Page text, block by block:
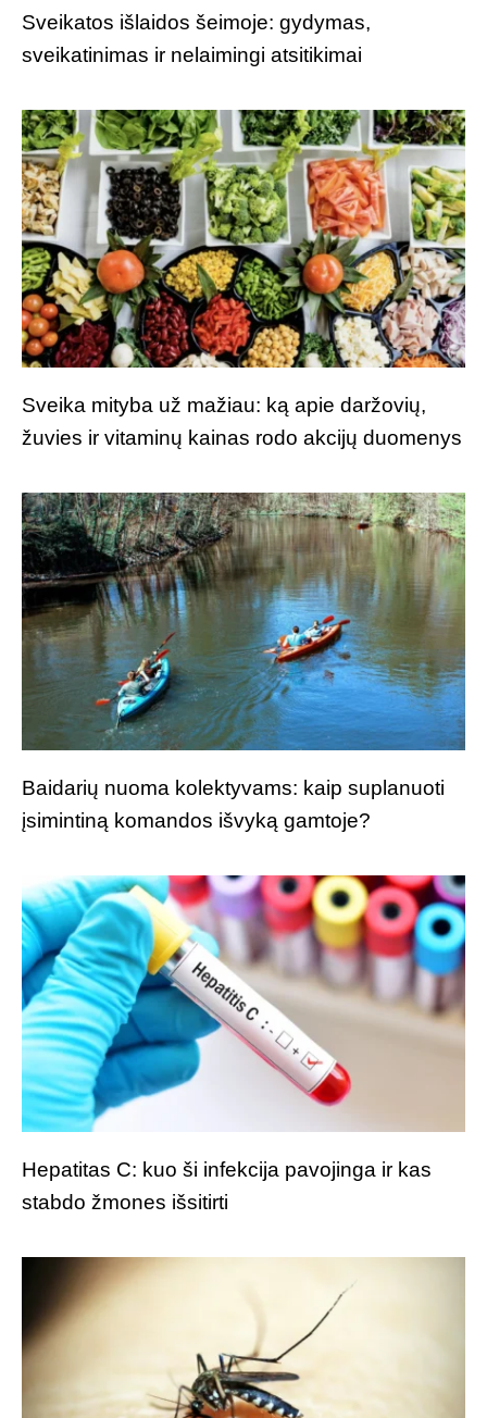
Sveikatos išlaidos šeimoje: gydymas,
sveikatinimas ir nelaimingi atsitikimai
Sveika mityba už mažiau: ką apie daržovių,
žuvies ir vitaminų kainas rodo akcijų duomenys
Baidarių nuoma kolektyvams: kaip suplanuoti
įsimintiną komandos išvyką gamtoje?
Hepatitas C: kuo ši infekcija pavojinga ir kas
stabdo žmones išsitirti